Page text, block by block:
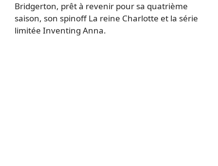
Bridgerton, prêt à revenir pour sa quatrième
saison, son spinoff La reine Charlotte et la série
limitée Inventing Anna.